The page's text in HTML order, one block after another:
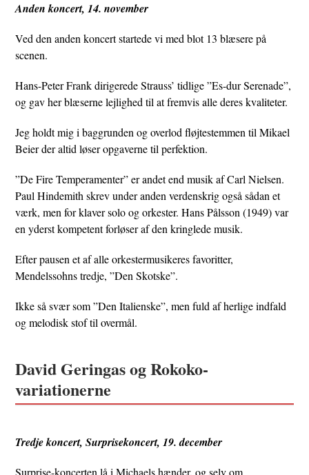
Anden koncert, 14. november
Ved den anden koncert startede vi med blot 13 blæsere på
scenen.
Hans-Peter Frank dirigerede Strauss’ tidlige ”Es-dur Serenade”,
og gav her blæserne lejlighed til at fremvis alle deres kvaliteter.
Jeg holdt mig i baggrunden og overlod fløjtestemmen til Mikael
Beier der altid løser opgaverne til perfektion.
”De Fire Temperamenter” er andet end musik af Carl Nielsen.
Paul Hindemith skrev under anden verdenskrig også sådan et
værk, men for klaver solo og orkester. Hans Pålsson (1949) var
en yderst kompetent forløser af den kringlede musik.
Efter pausen et af alle orkestermusikeres favoritter,
Mendelssohns tredje, ”Den Skotske”.
Ikke så svær som ”Den Italienske”, men fuld af herlige indfald
og melodisk stof til overmål.
David Geringas og Rokoko-
variationerne
Tredje koncert, Surprisekoncert, 19. december
Surprise-koncerten lå i Michaels hænder, og selv om